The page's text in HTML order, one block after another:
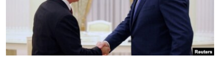
ᲡᲢᲣᲓᲘᲐ ᲕᲐᲨᲘᲜᲒᲢᲝᲜᲘ
ᲔᲙᲝᲜᲝᲛᲘᲙᲐ
ᲯᲐᲜᲛᲠᲗᲔᲚᲝᲑᲐ
ᲛᲔᲪᲜᲘᲔᲠᲔᲑᲐ
Learning English
ᲗᲕᲐᲚᲘ ᲒᲕᲐᲓᲔᲕᲜᲔᲗ